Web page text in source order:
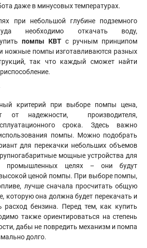
даже в минусовых температурах.
при небольшой глубине подземного
необходимо откачать воду,
помпы КВТ с ручным принципом
ножные помпы изготавливаются разных
так что каждый сможет найти
критерий при выборе помпы цена,
от надежности, производителя,
срока. Здесь важно
помпы. Можно подобрать
для перекачки небольших объемов
мощные устройства для
промышленных целях – они будут
ценой помпы. При выборе помпы,
лучше сначала просчитать общую
которую она должна будет перекачать и
расход бензина. Перед тем, как купить
также ориентироваться на степень
дабы не повредить механизм и помпа
долго.